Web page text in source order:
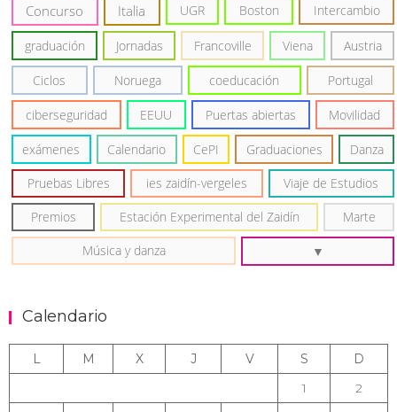
Concurso Italia UGR Boston Intercambio
graduación Jornadas Francoville Viena Austria
Ciclos Noruega coeducación Portugal
ciberseguridad EEUU Puertas abiertas Movilidad
exámenes Calendario CePI Graduaciones Danza
Pruebas Libres ies zaidín-vergeles Viaje de Estudios
Premios Estación Experimental del Zaidín Marte
Música y danza
Calendario
L M X J V S
D
1
2